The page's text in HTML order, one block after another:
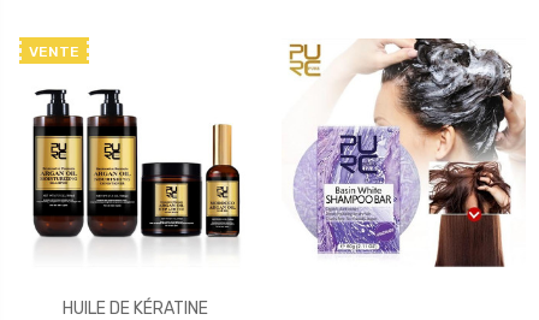
VENTE
HUILE DE KÉRATINE